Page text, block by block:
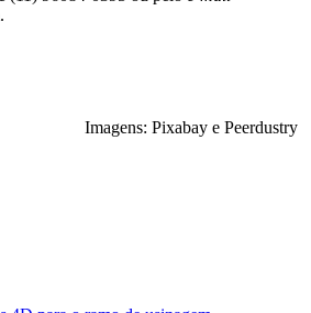
Imagens: Pixabay e Peerdustry